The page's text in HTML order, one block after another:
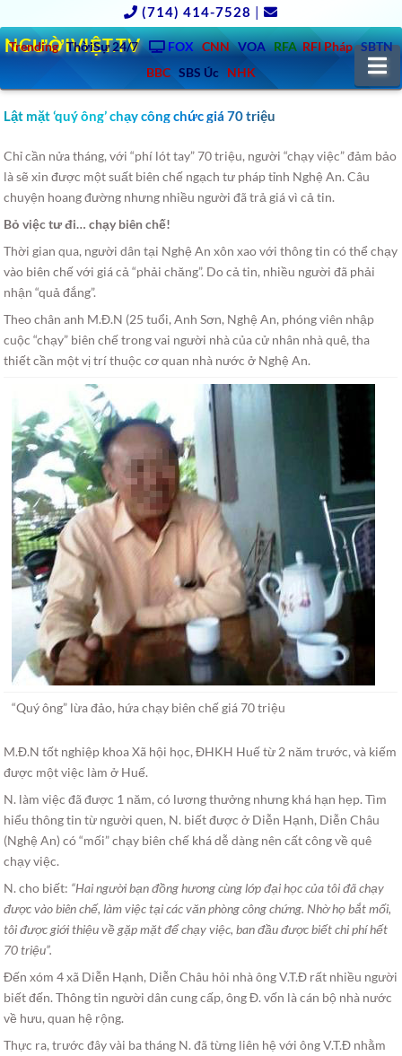
(714) 414-7528 |
Trending ThờiSự 24/7 FOX CNN VOA RFA RFI Pháp SBTN
BBC SBS Úc NHK
NGƯỜIVIỆT.TV
Lật mặt ‘quý ông’ chạy công chức giá 70 triệu
Chỉ cần nửa tháng, với “phí lót tay” 70 triệu, người “chạy việc” đảm bảo
là sẽ xin được một suất biên chế ngạch tư pháp tỉnh Nghệ An. Câu
chuyện hoang đường nhưng nhiều người đã trả giá vì cả tin.
Bỏ việc tư đi… chạy biên chế!
Thời gian qua, người dân tại Nghệ An xôn xao với thông tin có thể chạy
vào biên chế với giá cả “phải chăng”. Do cả tin, nhiều người đã phải
nhận “quả đắng”.
Theo chân anh M.Đ.N (25 tuổi, Anh Sơn, Nghệ An, phóng viên nhập
cuộc “chạy” biên chế trong vai người nhà của cử nhân nhà quê, tha
thiết cần một vị trí thuộc cơ quan nhà nước ở Nghệ An.
“Quý ông” lừa đảo, hứa chạy biên chế giá 70 triệu
M.Đ.N tốt nghiệp khoa Xã hội học, ĐHKH Huế từ 2 năm trước, và kiếm
được một việc làm ở Huế.
N. làm việc đã được 1 năm, có lương thưởng nhưng khá hạn hẹp. Tìm
hiểu thông tin từ người quen, N. biết được ở Diễn Hạnh, Diễn Châu
(Nghệ An) có “mối” chạy biên chế khá dễ dàng nên cất công về quê
chạy việc.
N. cho biết: “Hai người bạn đồng hương cùng lớp đại học của tôi đã chạy
được vào biên chế, làm việc tại các văn phòng công chứng. Nhờ họ bắt mối,
tôi được giới thiệu về gặp mặt để chạy việc, ban đầu được biết chi phí hết
70 triệu”.
Đến xóm 4 xã Diễn Hạnh, Diễn Châu hỏi nhà ông V.T.Đ rất nhiều người
biết đến. Thông tin người dân cung cấp, ông Đ. vốn là cán bộ nhà nước
về hưu, quan hệ rộng.
Thực ra, trước đây vài ba tháng N. đã từng liên hệ với ông V.T.Đ nhằm